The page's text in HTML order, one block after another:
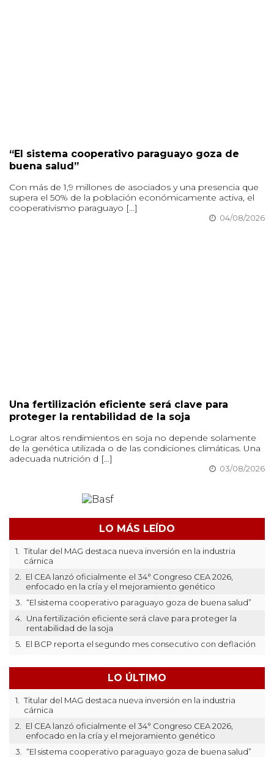
“El sistema cooperativo paraguayo goza de
buena salud”
Con más de 1,9 millones de asociados y una presencia que
supera el 50% de la población económicamente activa, el
cooperativismo paraguayo [...]
04/08/2026
Una fertilización eficiente será clave para
proteger la rentabilidad de la soja
Lograr altos rendimientos en soja no depende solamente
de la genética utilizada o de las condiciones climáticas. Una
adecuada nutrición d [...]
03/08/2026
LO MÁS LEÍDO
1.
Titular del MAG destaca nueva inversión en la industria
cárnica
2.
El CEA lanzó oficialmente el 34° Congreso CEA 2026,
enfocado en la cría y el mejoramiento genético
3.
“El sistema cooperativo paraguayo goza de buena salud”
4.
Una fertilización eficiente será clave para proteger la
rentabilidad de la soja
5.
El BCP reporta el segundo mes consecutivo con deflación
LO ÚLTIMO
1.
Titular del MAG destaca nueva inversión en la industria
cárnica
2.
El CEA lanzó oficialmente el 34° Congreso CEA 2026,
enfocado en la cría y el mejoramiento genético
3.
“El sistema cooperativo paraguayo goza de buena salud”